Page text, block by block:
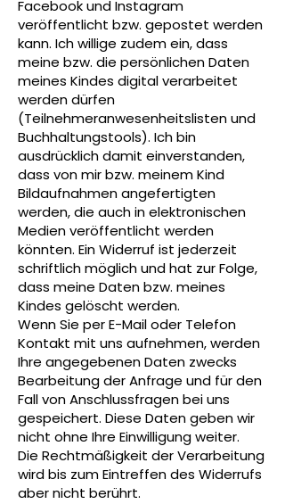
Facebook und Instagram
veröffentlicht bzw. gepostet werden
kann. Ich willige zudem ein, dass
meine bzw. die persönlichen Daten
meines Kindes digital verarbeitet
werden dürfen
(Teilnehmeranwesenheitslisten und
Buchhaltungstools). Ich bin
ausdrücklich damit einverstanden,
dass von mir bzw. meinem Kind
Bildaufnahmen angefertigten
werden, die auch in elektronischen
Medien veröffentlicht werden
könnten. Ein Widerruf ist jederzeit
schriftlich möglich und hat zur Folge,
dass meine Daten bzw. meines
Kindes gelöscht werden.
Wenn Sie per E-Mail oder Telefon
Kontakt mit uns aufnehmen, werden
Ihre angegebenen Daten zwecks
Bearbeitung der Anfrage und für den
Fall von Anschlussfragen bei uns
gespeichert. Diese Daten geben wir
nicht ohne Ihre Einwilligung weiter.
Die Rechtmäßigkeit der Verarbeitung
wird bis zum Eintreffen des Widerrufs
aber nicht berührt.